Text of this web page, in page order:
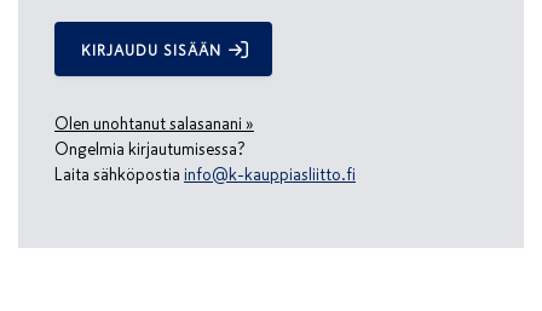
KIRJAUDU SISÄÄN
Olen unohtanut salasanani »
Ongelmia kirjautumisessa?
Laita sähköpostia info@k-kauppiasliitto.fi